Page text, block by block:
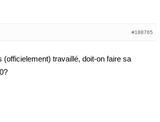
#188765
(officielement) travaillé, doit-on faire sa